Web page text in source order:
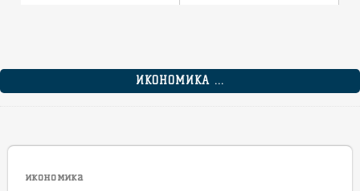
ИКОНОМИКА ...
икономика